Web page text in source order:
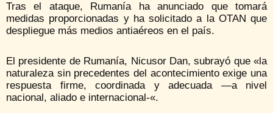
Tras el ataque, Rumanía ha anunciado que tomará
medidas proporcionadas y ha solicitado a la OTAN que
despliegue más medios antiaéreos en el país.
El presidente de Rumanía, Nicusor Dan, subrayó que «la
naturaleza sin precedentes del acontecimiento exige una
respuesta firme, coordinada y adecuada —a nivel
nacional, aliado e internacional-«.